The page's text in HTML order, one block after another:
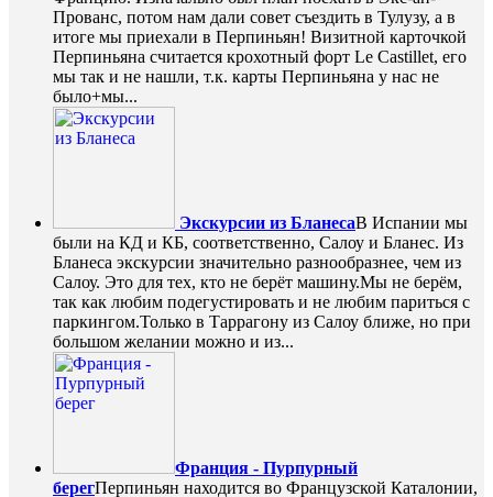
Прованс, потом нам дали совет съездить в Тулузу, а в
итоге мы приехали в Перпиньян! Визитной карточкой
Перпиньяна считается крохотный форт Le Castillet, его
мы так и не нашли, т.к. карты Перпиньяна у нас не
было+мы...
Экскурсии из БланесаВ Испании мы
были на КД и КБ, соответственно, Салоу и Бланес. Из
Бланеса экскурсии значительно разнообразнее, чем из
Салоу. Это для тех, кто не берёт машину.Мы не берём,
так как любим подегустировать и не любим париться с
паркингом.Только в Таррагону из Салоу ближе, но при
большом желании можно и из...
Франция - Пурпурный
берегПерпиньян находится во Французской Каталонии,